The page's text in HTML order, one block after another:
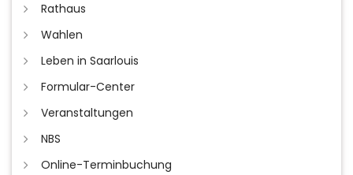
Rathaus
Wahlen
Leben in Saarlouis
Formular-Center
Veranstaltungen
NBS
Online-Terminbuchung